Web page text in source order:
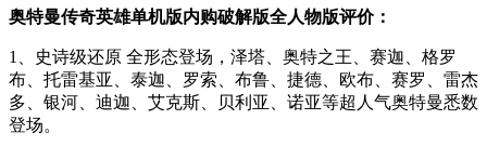
奥特曼传奇英雄单机版内购破解版全人物版评价：
1、史诗级还原 全形态登场，泽塔、奥特之王、赛迦、格罗
布、托雷基亚、泰迦、罗索、布鲁、捷德、欧布、赛罗、雷杰
多、银河、迪迦、艾克斯、贝利亚、诺亚等超人气奥特曼悉数
登场。